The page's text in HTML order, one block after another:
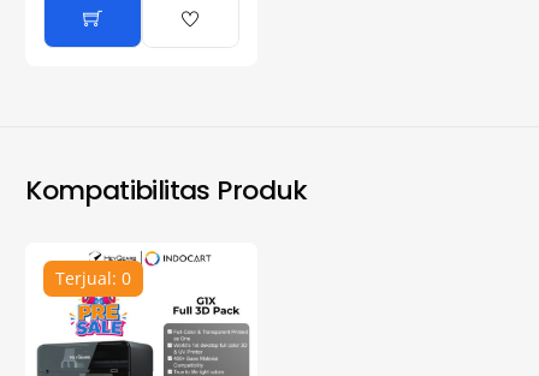
Kompatibilitas Produk
Terjual: 0